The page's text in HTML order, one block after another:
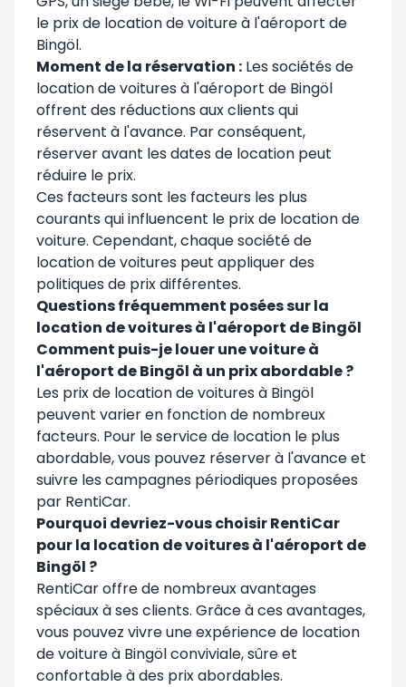
le prix de location de voiture à l'aéroport de
Bingöl.
Moment de la réservation : Les sociétés de
location de voitures à l'aéroport de Bingöl
offrent des réductions aux clients qui
réservent à l'avance. Par conséquent,
réserver avant les dates de location peut
réduire le prix.
Ces facteurs sont les facteurs les plus
courants qui influencent le prix de location de
voiture. Cependant, chaque société de
location de voitures peut appliquer des
politiques de prix différentes.
Questions fréquemment posées sur la
location de voitures à l'aéroport de Bingöl
Comment puis-je louer une voiture à
l'aéroport de Bingöl à un prix abordable ?
Les prix de location de voitures à Bingöl
peuvent varier en fonction de nombreux
facteurs. Pour le service de location le plus
abordable, vous pouvez réserver à l'avance et
suivre les campagnes périodiques proposées
par RentiCar.
Pourquoi devriez-vous choisir RentiCar
pour la location de voitures à l'aéroport de
Bingöl ?
RentiCar offre de nombreux avantages
spéciaux à ses clients. Grâce à ces avantages,
vous pouvez vivre une expérience de location
de voiture à Bingöl conviviale, sûre et
confortable à des prix abordables.